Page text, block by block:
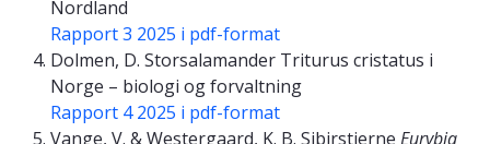
Nordland
Rapport 3 2025 i pdf-format
Dolmen, D. Storsalamander Triturus cristatus i
Norge – biologi og forvaltning
Rapport 4 2025 i pdf-format
Vange, V. & Westergaard, K. B. Sibirstjerne Eurybia